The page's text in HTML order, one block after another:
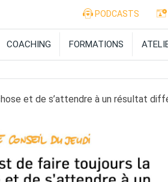
PODCASTS
COACHING FORMATIONS
et de s’attendre à un résultat